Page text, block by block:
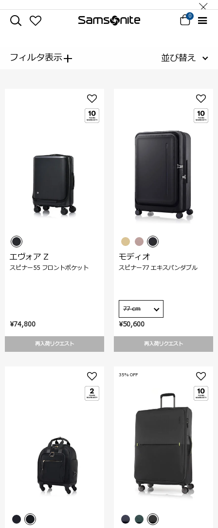
0
フィルタ表示+ 並び替え
¥74,800
再入荷リクエスト
エヴォア Z
スピナー55 フロントポケット
¥50,600
再入荷リクエスト
モディオ
スピナー77 エキスパンダブル
77 cm
35% OFF